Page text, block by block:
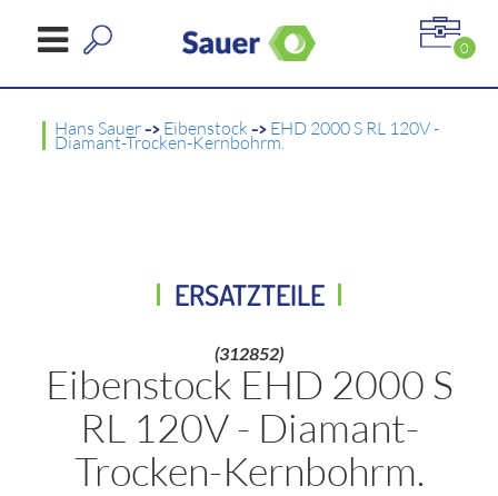
0
Hans Sauer-> Eibenstock-> EHD 2000 S RL 120V -
Diamant-Trocken-Kernbohrm.
ERSATZTEILE
(312852)
Eibenstock EHD 2000 S
RL 120V - Diamant-
Trocken-Kernbohrm.